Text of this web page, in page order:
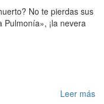
No te pierdas sus
Pulmonía», ¡la nevera
Leer más